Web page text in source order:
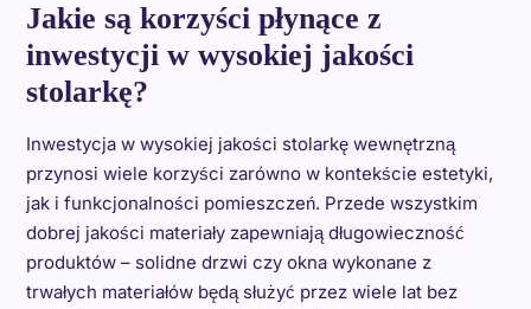
Jakie są korzyści płynące z
inwestycji w wysokiej jakości
stolarkę?
Inwestycja w wysokiej jakości stolarkę wewnętrzną
przynosi wiele korzyści zarówno w kontekście estetyki,
jak i funkcjonalności pomieszczeń. Przede wszystkim
dobrej jakości materiały zapewniają długowieczność
produktów – solidne drzwi czy okna wykonane z
trwałych materiałów będą służyć przez wiele lat bez